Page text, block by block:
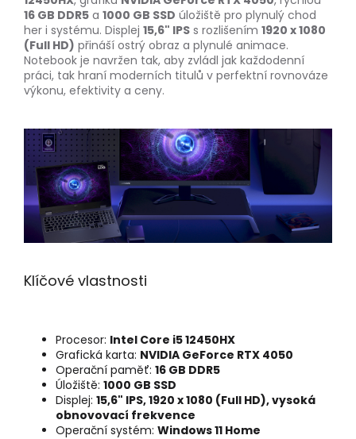
16 GB DDR5 a 1000 GB SSD úložiště pro plynulý chod
her i systému. Displej 15,6" IPS s rozlišením 1920 x 1080
(Full HD) přináší ostrý obraz a plynulé animace.
Notebook je navržen tak, aby zvládl jak každodenní
práci, tak hraní moderních titulů v perfektní rovnováze
výkonu, efektivity a ceny.
Klíčové vlastnosti
Procesor: Intel Core i5 12450HX
Grafická karta: NVIDIA GeForce RTX 4050
Operační paměť: 16 GB DDR5
Úložiště: 1000 GB SSD
Displej: 15,6" IPS, 1920 x 1080 (Full HD), vysoká
obnovovací frekvence
Operační systém: Windows 11 Home